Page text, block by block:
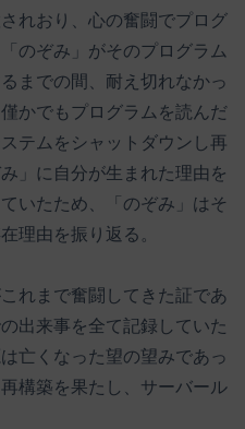
れおり、心の奮闘でプログ
のぞみ」がそのプログラム
までの間、耐え切れなかっ
かでもプログラムを読んだ
テムをシャットダウンし再
」に自分が生まれた理由を
いたため、「のぞみ」はそ
理由を振り返る。
れまで奮闘してきた証であ
出来事を全て記録していた
亡くなった望の望みであっ
構築を果たし、サーバール